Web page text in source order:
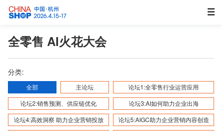
全零售 AI火花大会
分类:
全部 主论坛
论坛1:全零售行业运营应用
论坛2:销售预测、供应链优化
论坛3:AI如何助力企业出海
论坛4:高效洞察 助力企业营销投放
论坛5:AIGC助力企业营销内容创造